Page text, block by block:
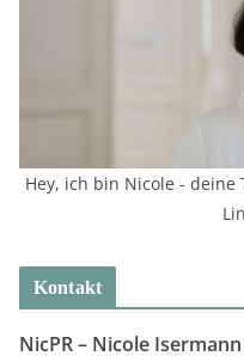
Hey, ich bin Nicole - deine
Kontakt
NicPR – Nicole Isermann